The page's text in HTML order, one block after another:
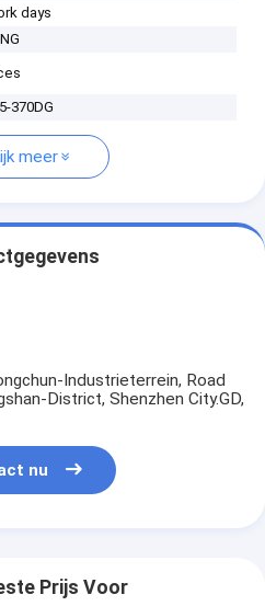
days
370DG
meer
Industrieterrein, Road
District, Shenzhen City.GD,
nu
Prijs Voor